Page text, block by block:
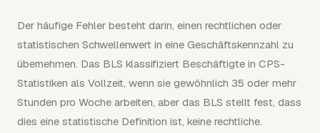
Der häufige Fehler besteht darin, einen rechtlichen oder
statistischen Schwellenwert in eine Geschäftskennzahl zu
übernehmen. Das BLS klassifiziert Beschäftigte in CPS-
Statistiken als Vollzeit, wenn sie gewöhnlich 35 oder mehr
Stunden pro Woche arbeiten, aber das BLS stellt fest, dass
dies eine statistische Definition ist, keine rechtliche.